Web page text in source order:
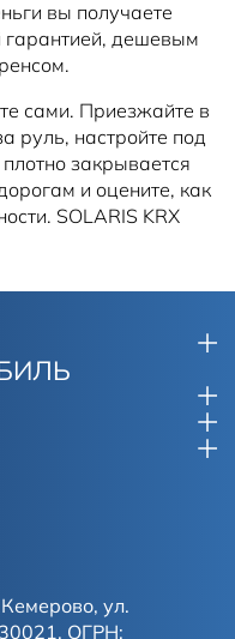
вы получаете
гарантией, дешевым
сами. Приезжайте в
руль, настройте под
закрывается
и оцените, как
SOLARIS KRX
ул.
ОГРН: